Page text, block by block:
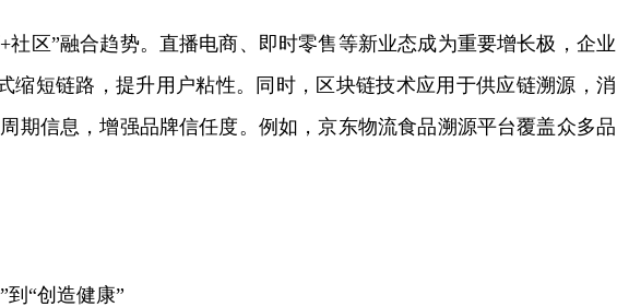
社区”融合趋势。直播电商、即时零售等新业态成为重要增长极，企业
缩短链路，提升用户粘性。同时，区块链技术应用于供应链溯源，消
期信息，增强品牌信任度。例如，京东物流食品溯源平台覆盖众多品
到“创造健康”